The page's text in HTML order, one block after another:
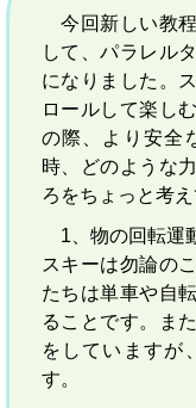
今回新しい教程
して、パラレル
になりました。
ロールして楽し
の際、より安全
時、どのような
ろをちょっと考
1、物の回転運
スキーは勿論の
たちは単車や自
ることです。ま
をしていますが
す。